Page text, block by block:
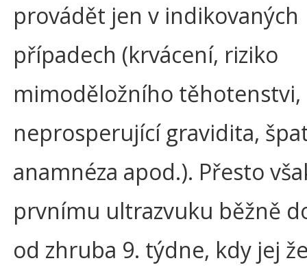
provádět jen v indikovaných
případech (krvácení, riziko
mimoděložního těhotenstvi,
neprosperující gravidita,
anamnéza apod.). Přesto
prvnímu ultrazvuku běžně
od zhruba 9. týdne, kdy jej